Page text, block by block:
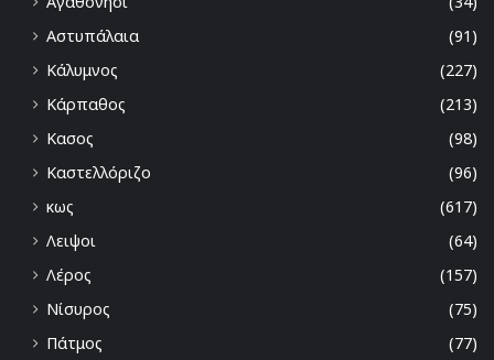
Αστυπάλαια
(91)
Κάλυμνος
(227)
Κάρπαθος
(213)
Κασος
(98)
Καστελλόριζο
(96)
κως
(617)
Λειψοι
(64)
Λέρος
(157)
Νίσυρος
(75)
Πάτμος
(77)